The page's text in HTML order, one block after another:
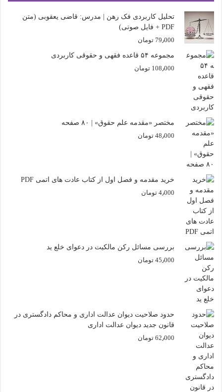
تحلیل کاربردی فک رهن | مدرس: قاضی یعقوبی (متن
PDF + فایل صوتی)
79٫000 تومان
مجموعه ۵۴ قاعده فقهی و حقوقی کاربردی
108٫000 تومان
مختصر «مقدمه علم حقوق» | ۸۰ صفحه
48٫000 تومان
خرید مقدمه و فصل اول از کتاب عادت های اتمی PDF
4٫000 تومان
بررسی مسائل رکن مالکیت در دعوای خلع ید
45٫000 تومان
حدود صلاحیت دیوان عدالت اداری و محاکم دادگستری در
قانون جدید دیوان عدالت اداری
62٫000 تومان